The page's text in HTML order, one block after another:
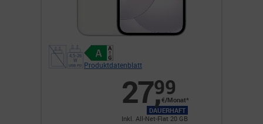
Produktdatenblatt
27,
99
€/Monat*
DAUERHAFT
Inkl. All-Net-Flat 20 GB